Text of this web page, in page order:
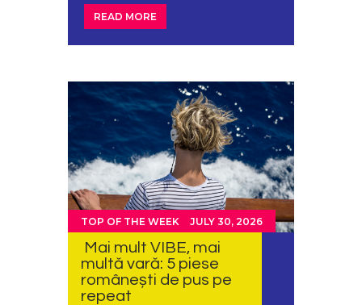
READ MORE
TOP OF THE WEEK JULY 30, 2026
Mai mult VIBE, mai
multă vară: 5 piese
românești de pus pe
repeat